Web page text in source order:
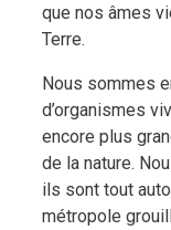
que nos âmes
Terre.
Nous sommes
d’organismes
encore plus
de la nature.
ils sont tout
métropole